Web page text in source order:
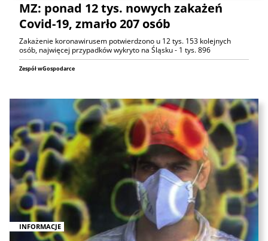
MZ: ponad 12 tys. nowych zakażeń
Covid-19, zmarło 207 osób
Zakażenie koronawirusem potwierdzono u 12 tys. 153 kolejnych
osób, najwięcej przypadków wykryto na Śląsku - 1 tys. 896
Zespół wGospodarce
INFORMACJE